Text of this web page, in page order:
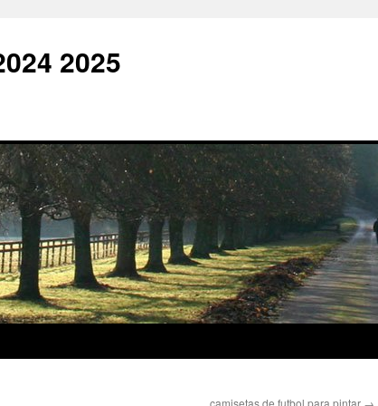
2025
camisetas de futbol para pintar →